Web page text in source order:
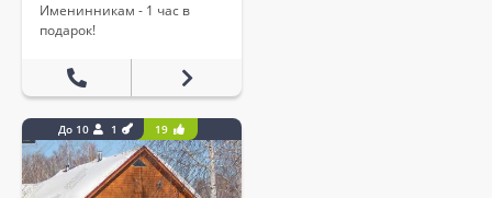
Именинникам - 1 час в
подарок!
До 10 1 19